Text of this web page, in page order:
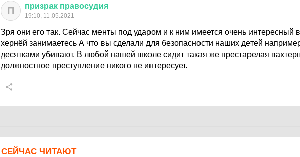
П призрак правосудия
19:10, 11.05.2021
Зря они его так. Сейчас менты под ударом и к ним имеется очень интересный
хернёй занимаетесь А что вы сделали для безопасности наших детей
десятками убивают. В любой нашей школе сидит такая же престарелая
должностное преступление никого не интересует.
СЕЙЧАС ЧИТАЮТ